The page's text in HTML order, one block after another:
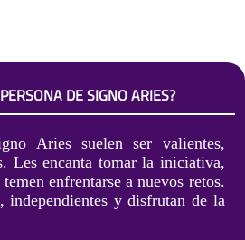
DE SIGNO ARIES?
Aries suelen ser valientes,
Les encanta tomar la iniciativa,
enfrentarse a nuevos retos.
independientes y disfrutan de la